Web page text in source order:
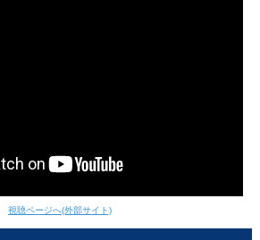
視聴ページへ(外部サイト)